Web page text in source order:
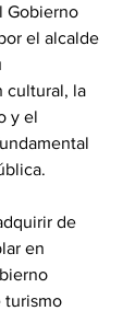
Gobierno
el alcalde
cultural, la
y el
de
en
turismo